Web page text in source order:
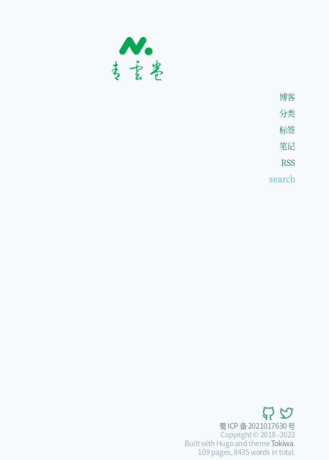
博客
分类
标签
笔记
RSS
蜀 ICP 备 2021017630 号
Copyright © 2018–2023
Built with Hugo and themeTokiwa.
109 pages, 8435 words in total.